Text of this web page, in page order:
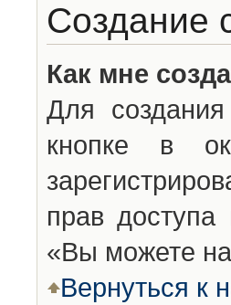
Создание
Как мне
Для
кнопке в
прав
«Вы можете
Вернуться к